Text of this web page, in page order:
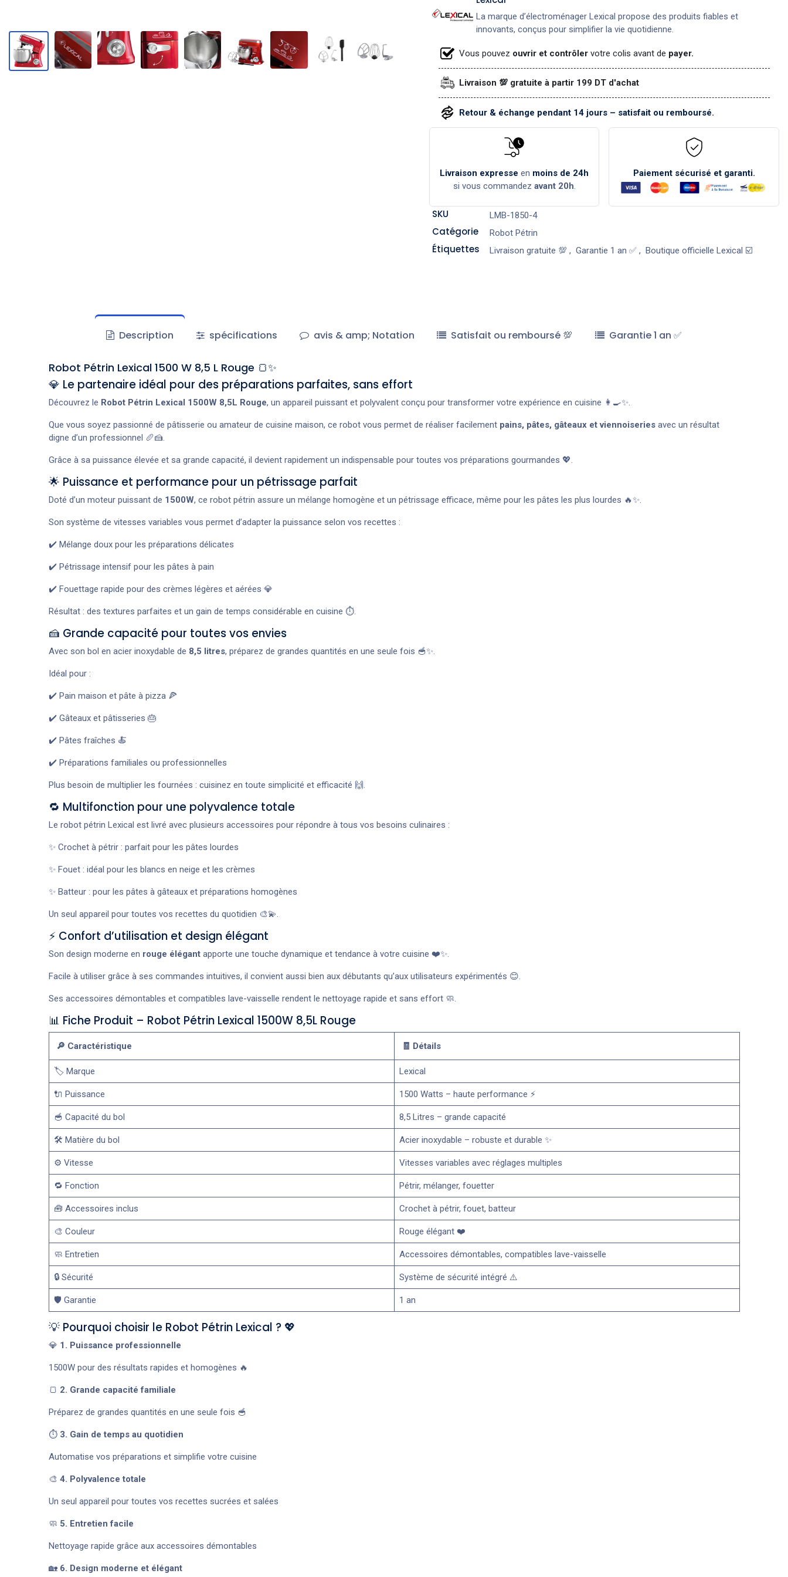
La marque d’électroménager Lexical propose des produits fiables et
innovants, conçus pour simplifier la vie quotidienne.
Vous pouvez ouvrir et contrôler votre colis avant de payer.
Livraison 💯 gratuite à partir 199 DT d'achat
Retour & échange pendant 14 jours – satisfait ou remboursé.
Livraison expresse en moins de 24h
si vous commandez avant 20h.
Paiement sécurisé et garanti.
SKU LMB-1850-4
Catégorie Robot Pétrin
Étiquettes Livraison gratuite 💯 , Garantie 1 an ✅, Boutique officielle Lexical ☑️
Description spécifications avis & amp; Notation Satisfait ou remboursé 💯 Garantie 1 an ✅
Robot Pétrin Lexical 1500 W 8,5 L Rouge 🍞✨
💎 Le partenaire idéal pour des préparations parfaites, sans effort
Découvrez le Robot Pétrin Lexical 1500W 8,5L Rouge, un appareil puissant et polyvalent conçu pour transformer votre expérience en cuisine 👩‍🍳✨.
Que vous soyez passionné de pâtisserie ou amateur de cuisine maison, ce robot vous permet de réaliser facilement pains, pâtes, gâteaux et viennoiseriesavec un résultat
digne d’un professionnel 🥖🍰.
Grâce à sa puissance élevée et sa grande capacité, il devient rapidement un indispensable pour toutes vos préparations gourmandes 💖.
🌟 Puissance et performance pour un pétrissage parfait
Doté d’un moteur puissant de 1500W, ce robot pétrin assure un mélange homogène et un pétrissage efficace, même pour les pâtes les plus lourdes 🔥✨.
Son système de vitesses variables vous permet d’adapter la puissance selon vos recettes :
✔️ Mélange doux pour les préparations délicates
✔️ Pétrissage intensif pour les pâtes à pain
✔️ Fouettage rapide pour des crèmes légères et aérées 💎
Résultat : des textures parfaites et un gain de temps considérable en cuisine ⏱️.
🍰 Grande capacité pour toutes vos envies
Avec son bol en acier inoxydable de 8,5 litres, préparez de grandes quantités en une seule fois 🥣✨.
Idéal pour :
✔️ Pain maison et pâte à pizza 🍕
✔️ Gâteaux et pâtisseries 🎂
✔️ Pâtes fraîches 🍝
✔️ Préparations familiales ou professionnelles
Plus besoin de multiplier les fournées : cuisinez en toute simplicité et efficacité 🙌.
🔁 Multifonction pour une polyvalence totale
Le robot pétrin Lexical est livré avec plusieurs accessoires pour répondre à tous vos besoins culinaires :
✨ Crochet à pétrir : parfait pour les pâtes lourdes
✨ Fouet : idéal pour les blancs en neige et les crèmes
✨ Batteur : pour les pâtes à gâteaux et préparations homogènes
Un seul appareil pour toutes vos recettes du quotidien 🎨💫.
⚡ Confort d’utilisation et design élégant
Son design moderne en rouge élégantapporte une touche dynamique et tendance à votre cuisine ❤️✨.
Facile à utiliser grâce à ses commandes intuitives, il convient aussi bien aux débutants qu’aux utilisateurs expérimentés 😊.
Ses accessoires démontables et compatibles lave-vaisselle rendent le nettoyage rapide et sans effort 🧼.
📊 Fiche Produit – Robot Pétrin Lexical 1500W 8,5L Rouge
🔎 Caractéristique 🧾 Détails
🏷️ Marque Lexical
🔌 Puissance 1500 Watts – haute performance ⚡
🥣 Capacité du bol 8,5 Litres – grande capacité
🛠️ Matière du bol Acier inoxydable – robuste et durable ✨
⚙️ Vitesse Vitesses variables avec réglages multiples
🔁 Fonction Pétrir, mélanger, fouetter
🧰 Accessoires inclus Crochet à pétrir, fouet, batteur
🎨 Couleur Rouge élégant ❤️
🧼 Entretien Accessoires démontables, compatibles lave-vaisselle
🔒 Sécurité Système de sécurité intégré ⚠️
🛡️ Garantie 1 an
💡 Pourquoi choisir le Robot Pétrin Lexical ? 💖
💎 1. Puissance professionnelle
1500W pour des résultats rapides et homogènes 🔥
🍞 2. Grande capacité familiale
Préparez de grandes quantités en une seule fois 🥣
⏱️ 3. Gain de temps au quotidien
Automatise vos préparations et simplifie votre cuisine
🎨 4. Polyvalence totale
Un seul appareil pour toutes vos recettes sucrées et salées
🧼 5. Entretien facile
Nettoyage rapide grâce aux accessoires démontables
🏡 6. Design moderne et élégant